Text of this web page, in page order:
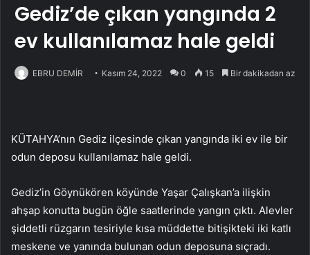
Gediz’de çıkan yangında 2
ev kullanılamaz hale geldi
EBRU DEMİR Kasım 24, 2022 0 15 Bir dakikadan az
KÜTAHYA’nın Gediz ilçesinde çıkan yangında iki ev ile bir
odun deposu kullanılamaz hale geldi.
Gediz’in Göynükören köyünde Yaşar Çalışkan’a ilişkin
ahşap konutta bugün öğle saatlerinde yangın çıktı. Alevler
şiddetli rüzgarın tesiriyle kısa müddette bitişikteki iki katlı
meskene ve yanında bulunan odun deposuna sıçradı.